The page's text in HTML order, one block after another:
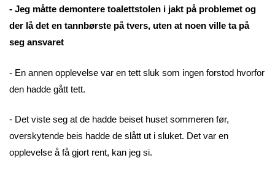
- Jeg måtte demontere toalettstolen i jakt på problemet og
der lå det en tannbørste på tvers, uten at noen ville ta på
seg ansvaret
- En annen opplevelse var en tett sluk som ingen forstod hvorfor
den hadde gått tett.
- Det viste seg at de hadde beiset huset sommeren før,
overskytende beis hadde de slått ut i sluket. Det var en
opplevelse å få gjort rent, kan jeg si.